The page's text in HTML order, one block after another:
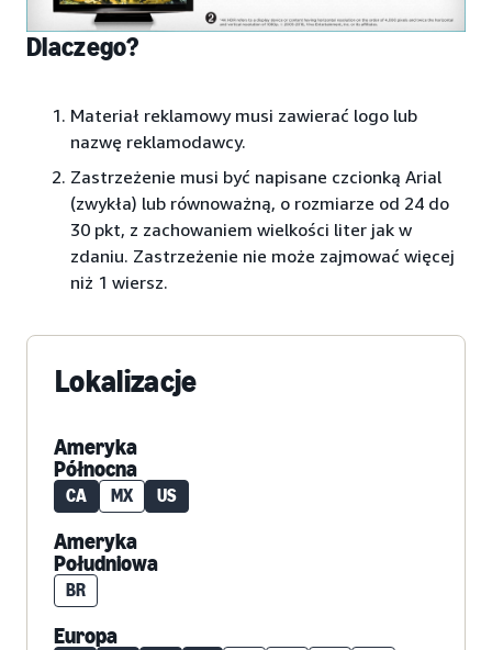
Dlaczego?
Materiał reklamowy musi zawierać logo lub
nazwę reklamodawcy.
Zastrzeżenie musi być napisane czcionką Arial
(zwykła) lub równoważną, o rozmiarze od 24 do
30 pkt, z zachowaniem wielkości liter jak w
zdaniu. Zastrzeżenie nie może zajmować więcej
niż 1 wiersz.
Lokalizacje
Ameryka
Północna
CA MX US
Ameryka
Południowa
BR
Europa